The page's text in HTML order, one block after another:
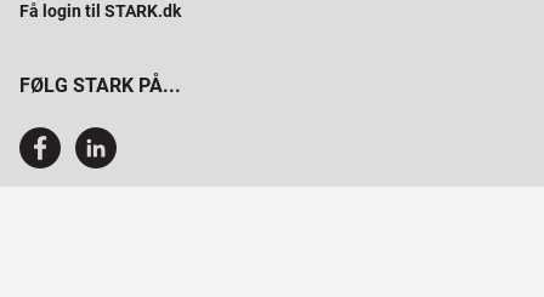
Få login til STARK.dk
FØLG STARK PÅ...